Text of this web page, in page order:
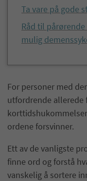
Ta vare på gode
Råd til
mulig
For personer med
utfordrende allerede
ordene forsvinner.
Ett av de vanligste
finne ord og forstå
vanskelig å sortere